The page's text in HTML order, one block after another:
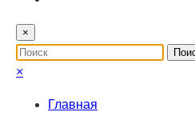
×
×
Главная